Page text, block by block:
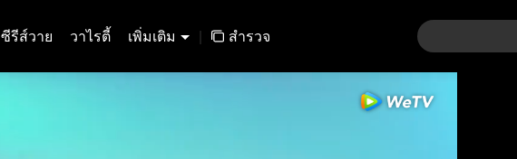
ซีรีส์วาย วาไรตี้ เพิ่มเติม | สำรวจ